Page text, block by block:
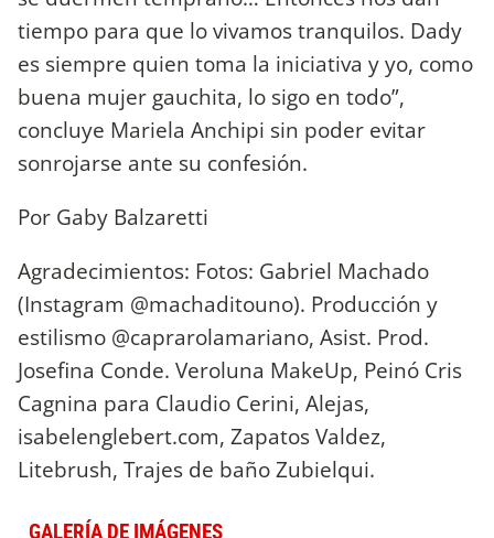
tiempo para que lo vivamos tranquilos. Dady
es siempre quien toma la iniciativa y yo, como
buena mujer gauchita, lo sigo en todo”,
concluye Mariela Anchipi sin poder evitar
sonrojarse ante su confesión.
Por Gaby Balzaretti
Agradecimientos: Fotos: Gabriel Machado
(Instagram @machaditouno). Producción y
estilismo @caprarolamariano, Asist. Prod.
Josefina Conde. Veroluna MakeUp, Peinó Cris
Cagnina para Claudio Cerini, Alejas,
isabelenglebert.com, Zapatos Valdez,
Litebrush, Trajes de baño Zubielqui.
GALERÍA DE IMÁGENES